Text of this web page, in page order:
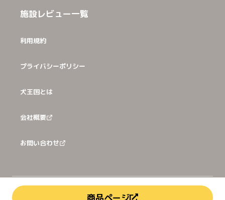
施設レビュー一覧
利用規約
プライバシーポリシー
犬王国とは
会社概要
お問い合わせ
2026犬猫王国株式会社